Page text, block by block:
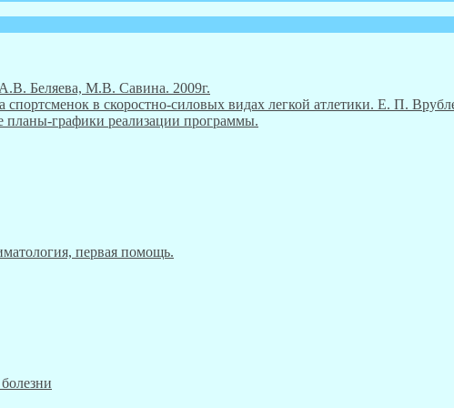
Беляева, М.В. Савина. 2009г.
в скоростно-силовых видах легкой атлетики. Е. П.
планы-графики реализации программы.
первая помощь.